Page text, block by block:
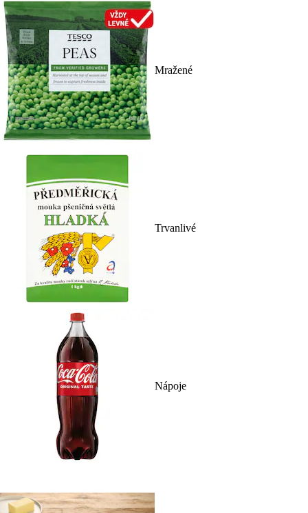
Mražené
Trvanlivé
Nápoje